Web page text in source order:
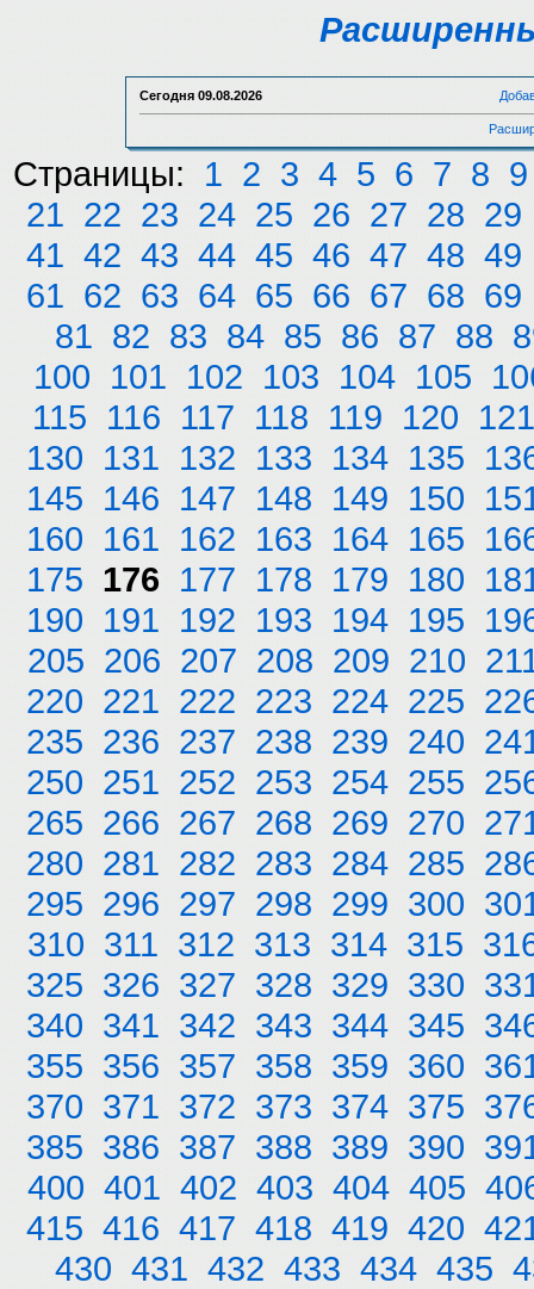
Сегодня 09.08.2026
Страницы: 1 2 3 4 5 6 7 8 9
21 22 23 24 25 26 27 28 29
41 42 43 44 45 46 47 48 49
61 62 63 64 65 66 67 68 69
81 82 83 84 85 86 87 88
100 101 102 103 104 105
115 116 117 118 119 120 121
130 131 132 133 134 135
145 146 147 148 149 150
160 161 162 163 164 165
175 176 177 178 179 180
190 191 192 193 194 195
205 206 207 208 209 210
220 221 222 223 224 225
235 236 237 238 239 240
250 251 252 253 254 255
265 266 267 268 269 270
280 281 282 283 284 285
295 296 297 298 299 300
310 311 312 313 314 315
325 326 327 328 329 330
340 341 342 343 344 345
355 356 357 358 359 360
370 371 372 373 374 375
385 386 387 388 389 390
400 401 402 403 404 405
415 416 417 418 419 420
430 431 432 433 434 435